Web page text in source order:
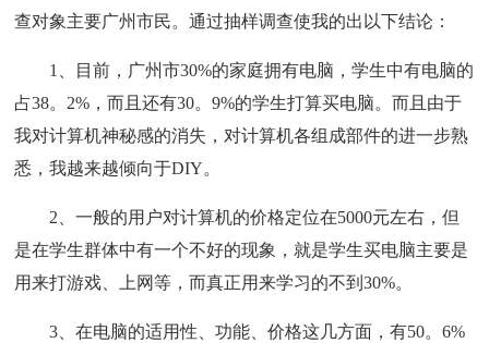
查对象主要广州市民。通过抽样调查使我的出以下结论：
1、目前，广州市30%的家庭拥有电脑，学生中有电脑的
占38。2%，而且还有30。9%的学生打算买电脑。而且由于
我对计算机神秘感的消失，对计算机各组成部件的进一步熟
悉，我越来越倾向于DIY。
2、一般的用户对计算机的价格定位在5000元左右，但
是在学生群体中有一个不好的现象，就是学生买电脑主要是
用来打游戏、上网等，而真正用来学习的不到30%。
3、在电脑的适用性、功能、价格这几方面，有50。6%